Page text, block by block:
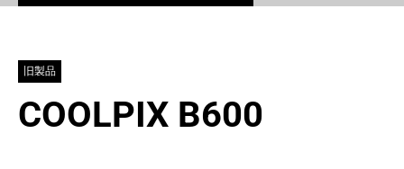
旧製品
COOLPIX B600